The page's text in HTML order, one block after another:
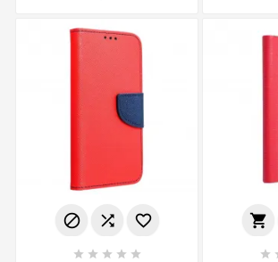
  
    

